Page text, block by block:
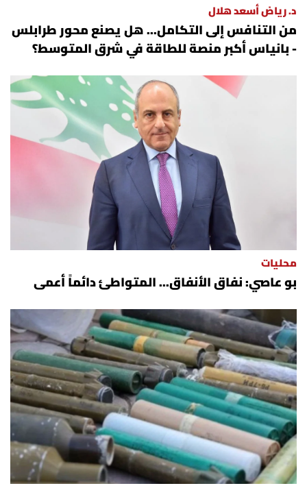
د. رياض أسعد هلال
من التنافس إلى التكامل... هل يصنع محور طرابلس
- بانياس أكبر منصة للطاقة في شرق المتوسط؟
محليات
بو عاصي: نفاق الأنفاق... المتواطئ دائماً أعمى